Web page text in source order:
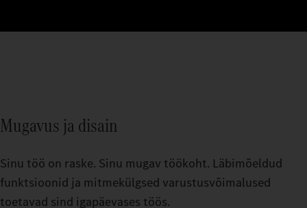
Mugavus ja disain
Sinu töö on raske. Sinu mugav töökoht. Läbimõeldud
funktsioonid ja mitmekülgsed varustusvõimalused
toetavad sind igapäevases töös.